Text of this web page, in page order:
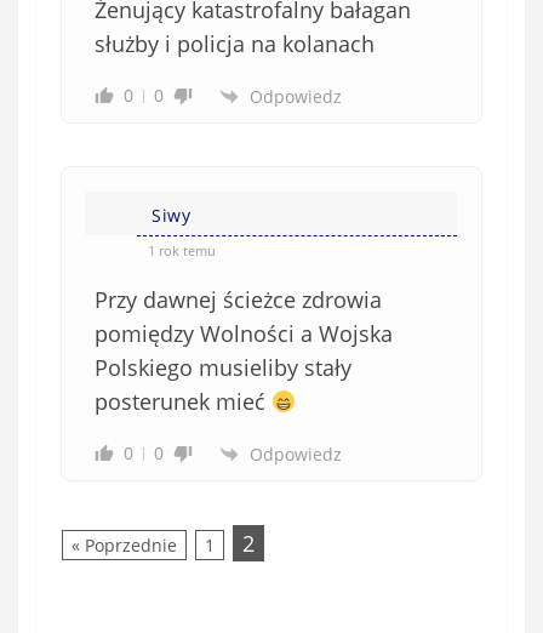
Żenujący katastrofalny bałagan
służby i policja na kolanach
0 0 Odpowiedz
Siwy
1 rok temu
Przy dawnej ścieżce zdrowia
pomiędzy Wolności a Wojska
Polskiego musieliby stały
posterunek mieć
0 0 Odpowiedz
« Poprzednie 1 2